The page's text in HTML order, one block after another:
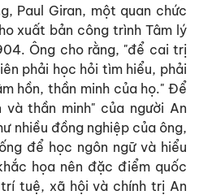
Paul Giran, một quan chức
xuất bản công trình Tâm lý
Ông cho rằng, "để cai trị
phải học hỏi tìm hiểu, phải
hồn, thần minh của họ." Để
thần minh" của người An
nhiều đồng nghiệp của ông,
để học ngôn ngữ và hiểu
họa nên đặc điểm quốc
tuệ, xã hội và chính trị An